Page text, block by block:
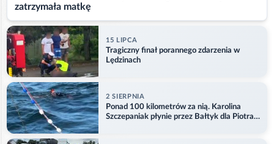
zatrzymała matkę
15 LIPCA
Tragiczny finał porannego zdarzenia w
Lędzinach
2 SIERPNIA
Ponad 100 kilometrów za nią. Karolina
Szczepaniak płynie przez Bałtyk dla Piotra.